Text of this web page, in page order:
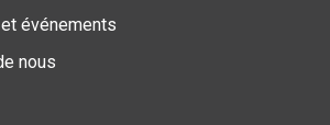
événements
nous